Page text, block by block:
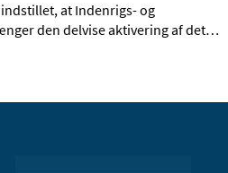
at Indenrigs- og
den delvise aktivering af det…